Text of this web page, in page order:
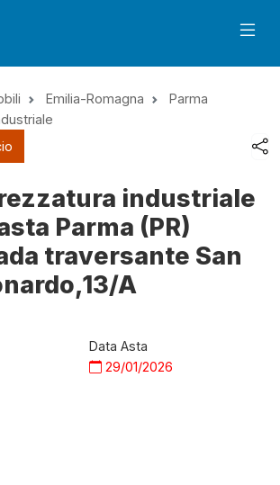
Emilia-Romagna
Parma
industriale
Parma (PR)
traversante San
A
Data Asta
29/01/2026